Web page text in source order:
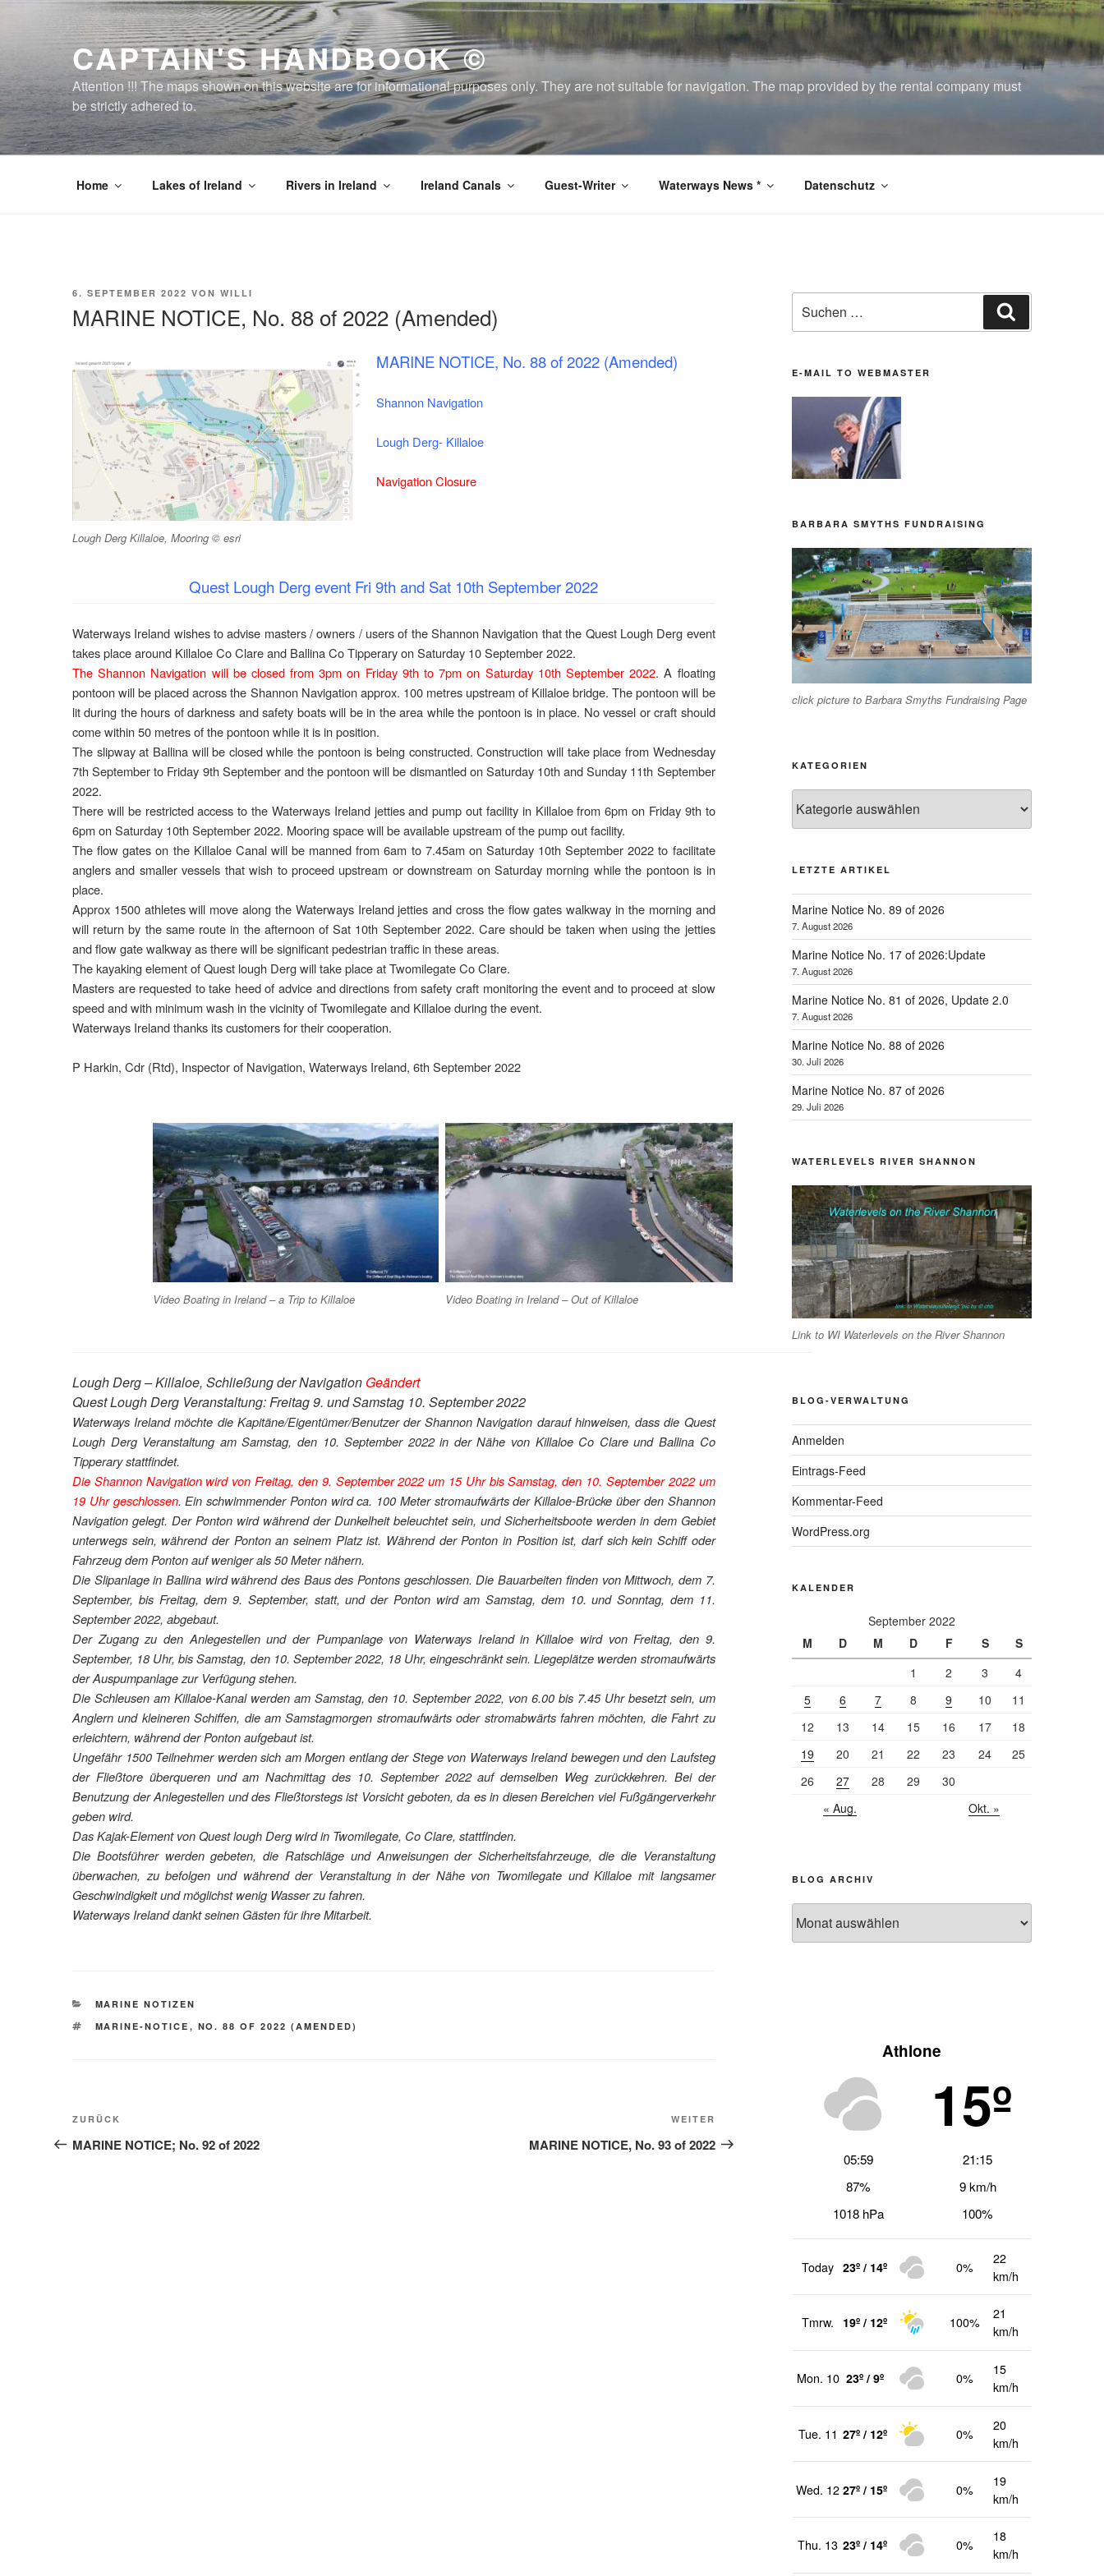
CAPTAIN'S HANDBOOK ©
Attention !!! The maps shown on this website are for informational purposes only. They are not suitable for navigation. The map provided by the rental company must
be strictly adhered to.
Home Lakes of Ireland Rivers in Ireland Ireland Canals Guest-Writer Waterways News * Datenschutz
VERÖFFENTLICHT
6. SEPTEMBER 2022 VON WILLI
MARINE NOTICE, No. 88 of 2022 (Amended)
Lough Derg Killaloe, Mooring © esri
MARINE NOTICE, No. 88 of 2022 (Amended)
Shannon Navigation
Lough Derg- Killaloe
Navigation Closure
Quest Lough Derg event Fri 9th and Sat 10th September 2022
Waterways Ireland wishes to advise masters / owners / users of the Shannon Navigation that the Quest Lough Derg event
takes place around Killaloe Co Clare and Ballina Co Tipperary on Saturday 10 September 2022.
The Shannon Navigation will be closed from 3pm on Friday 9th to 7pm on Saturday 10th September 2022. A floating
pontoon will be placed across the Shannon Navigation approx. 100 metres upstream of Killaloe bridge. The pontoon will be
lit during the hours of darkness and safety boats will be in the area while the pontoon is in place. No vessel or craft should
come within 50 metres of the pontoon while it is in position.
The slipway at Ballina will be closed while the pontoon is being constructed. Construction will take place from Wednesday
7th September to Friday 9th September and the pontoon will be dismantled on Saturday 10th and Sunday 11th September
2022.
There will be restricted access to the Waterways Ireland jetties and pump out facility in Killaloe from 6pm on Friday 9th to
6pm on Saturday 10th September 2022. Mooring space will be available upstream of the pump out facility.
The flow gates on the Killaloe Canal will be manned from 6am to 7.45am on Saturday 10th September 2022 to facilitate
anglers and smaller vessels that wish to proceed upstream or downstream on Saturday morning while the pontoon is in
place.
Approx 1500 athletes will move along the Waterways Ireland jetties and cross the flow gates walkway in the morning and
will return by the same route in the afternoon of Sat 10th September 2022. Care should be taken when using the jetties
and flow gate walkway as there will be significant pedestrian traffic in these areas.
The kayaking element of Quest lough Derg will take place at Twomilegate Co Clare.
Masters are requested to take heed of advice and directions from safety craft monitoring the event and to proceed at slow
speed and with minimum wash in the vicinity of Twomilegate and Killaloe during the event.
Waterways Ireland thanks its customers for their cooperation.
P Harkin, Cdr (Rtd), Inspector of Navigation, Waterways Ireland, 6th September 2022
Video Boating in Ireland – a Trip to Killaloe Video Boating in Ireland – Out of Killaloe
Lough Derg – Killaloe, Schließung der Navigation Geändert
Quest Lough Derg Veranstaltung: Freitag 9. und Samstag 10. September 2022
Waterways Ireland möchte die Kapitäne/Eigentümer/Benutzer der Shannon Navigation darauf hinweisen, dass die Quest
Lough Derg Veranstaltung am Samstag, den 10. September 2022 in der Nähe von Killaloe Co Clare und Ballina Co
Tipperary stattfindet.
Die Shannon Navigation wird von Freitag, den 9. September 2022 um 15 Uhr bis Samstag, den 10. September 2022 um
19 Uhr geschlossen. Ein schwimmender Ponton wird ca. 100 Meter stromaufwärts der Killaloe-Brücke über den Shannon
Navigation gelegt. Der Ponton wird während der Dunkelheit beleuchtet sein, und Sicherheitsboote werden in dem Gebiet
unterwegs sein, während der Ponton an seinem Platz ist. Während der Ponton in Position ist, darf sich kein Schiff oder
Fahrzeug dem Ponton auf weniger als 50 Meter nähern.
Die Slipanlage in Ballina wird während des Baus des Pontons geschlossen. Die Bauarbeiten finden von Mittwoch, dem 7.
September, bis Freitag, dem 9. September, statt, und der Ponton wird am Samstag, dem 10. und Sonntag, dem 11.
September 2022, abgebaut.
Der Zugang zu den Anlegestellen und der Pumpanlage von Waterways Ireland in Killaloe wird von Freitag, den 9.
September, 18 Uhr, bis Samstag, den 10. September 2022, 18 Uhr, eingeschränkt sein. Liegeplätze werden stromaufwärts
der Auspumpanlage zur Verfügung stehen.
Die Schleusen am Killaloe-Kanal werden am Samstag, den 10. September 2022, von 6.00 bis 7.45 Uhr besetzt sein, um
Anglern und kleineren Schiffen, die am Samstagmorgen stromaufwärts oder stromabwärts fahren möchten, die Fahrt zu
erleichtern, während der Ponton aufgebaut ist.
Ungefähr 1500 Teilnehmer werden sich am Morgen entlang der Stege von Waterways Ireland bewegen und den Laufsteg
der Fließtore überqueren und am Nachmittag des 10. September 2022 auf demselben Weg zurückkehren. Bei der
Benutzung der Anlegestellen und des Fließtorstegs ist Vorsicht geboten, da es in diesen Bereichen viel Fußgängerverkehr
geben wird.
Das Kajak-Element von Quest lough Derg wird in Twomilegate, Co Clare, stattfinden.
Die Bootsführer werden gebeten, die Ratschläge und Anweisungen der Sicherheitsfahrzeuge, die die Veranstaltung
überwachen, zu befolgen und während der Veranstaltung in der Nähe von Twomilegate und Killaloe mit langsamer
Geschwindigkeit und möglichst wenig Wasser zu fahren.
Waterways Ireland dankt seinen Gästen für ihre Mitarbeit.
KATEGORIEN
MARINE NOTIZEN
SCHLAGWÖRTER
MARINE-NOTICE , NO. 88 OF 2022 (AMENDED)
Beitragsnavigation
Vorheriger
Beitrag
ZURÜCK
MARINE NOTICE; No. 92 of 2022
Beitrag
WEITER
MARINE NOTICE, No. 93 of 2022
nach:
E-MAIL TO WEBMASTER
BARBARA SMYTHS FUNDRAISING
click picture to Barbara Smyths Fundraising Page
KATEGORIEN
LETZTE ARTIKEL
Marine Notice No. 89 of 2026
7. August 2026
Marine Notice No. 17 of 2026:Update
7. August 2026
Marine Notice No. 81 of 2026, Update 2.0
7. August 2026
Marine Notice No. 88 of 2026
30. Juli 2026
Marine Notice No. 87 of 2026
29. Juli 2026
WATERLEVELS RIVER SHANNON
Link to WI Waterlevels on the River Shannon
BLOG-VERWALTUNG
Anmelden
Eintrags-Feed
Kommentar-Feed
WordPress.org
KALENDER
September 2022
M
D M D F S
S
1
2 3
4
5
6 7 8 9 10
11
12
13 14 15 16 17
18
19
20 21 22 23 24
25
26
27 28 29
30
« Aug.
Okt. »
BLOG ARCHIV
Archiv
Athlone
15º
05:59
21:15
87%
9 km/h
1018 hPa
100%
Today 23º / 14º 0%
22
km/h
Tmrw. 19º / 12º 100%
21
km/h
Mon. 10 23º / 9º 0%
15
km/h
Tue. 11 27º / 12º 0%
20
km/h
Wed. 12 27º / 15º 0%
19
km/h
Thu. 13 23º / 14º 0%
18
km/h